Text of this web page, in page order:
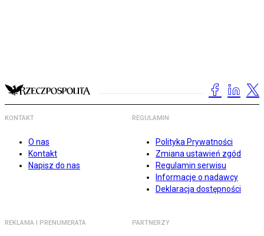
KONTAKT
O nas
Kontakt
Napisz do nas
REGULAMIN
Polityka Prywatności
Zmiana ustawień zgód
Regulamin serwisu
Informacje o nadawcy
Deklaracja dostępności
REKLAMA I PRENUMERATA PARTNERZY